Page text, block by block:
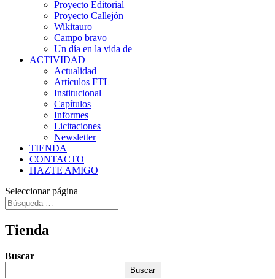
Proyecto Editorial
Proyecto Callejón
Wikitauro
Campo bravo
Un día en la vida de
ACTIVIDAD
Actualidad
Artículos FTL
Institucional
Capítulos
Informes
Licitaciones
Newsletter
TIENDA
CONTACTO
HAZTE AMIGO
Seleccionar página
Tienda
Buscar
Buscar